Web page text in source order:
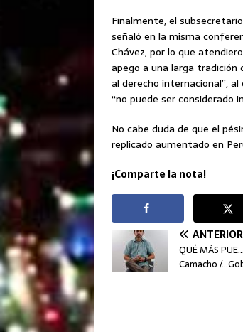
Finalmente, el
señaló en la misma
Chávez, por lo que
apego a una larga
al derecho internacional”,
“no puede ser considerado
No cabe duda de que el
replicado aumentado en
¡Comparte la nota!
ANTERIOR
QUÉ MÁS
Camacho /